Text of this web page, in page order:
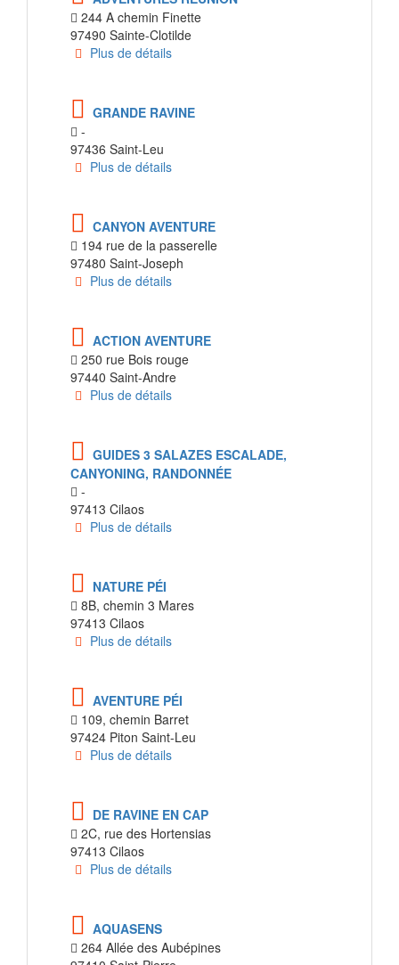
244 A chemin Finette
97490 Sainte-Clotilde
Plus de détails
GRANDE RAVINE
-
97436 Saint-Leu
Plus de détails
CANYON AVENTURE
194 rue de la passerelle
97480 Saint-Joseph
Plus de détails
ACTION AVENTURE
250 rue Bois rouge
97440 Saint-Andre
Plus de détails
GUIDES 3 SALAZES ESCALADE,
CANYONING, RANDONNÉE
-
97413 Cilaos
Plus de détails
NATURE PÉI
8B, chemin 3 Mares
97413 Cilaos
Plus de détails
AVENTURE PÉI
109, chemin Barret
97424 Piton Saint-Leu
Plus de détails
DE RAVINE EN CAP
2C, rue des Hortensias
97413 Cilaos
Plus de détails
AQUASENS
264 Allée des Aubépines